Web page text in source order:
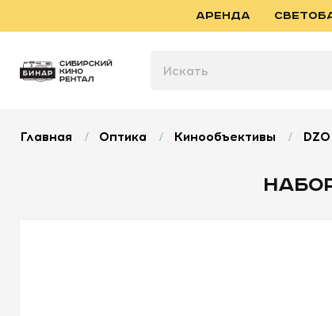
АРЕНДА
Главная / Оптика / Кинообъективы /